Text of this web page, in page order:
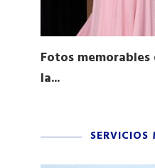
Fotos
la...
SERVICIOS